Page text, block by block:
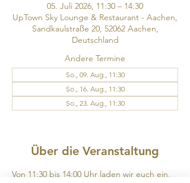
05. Juli 2026, 11:30 – 14:30
UpTown Sky Lounge & Restaurant - Aachen,
Sandkaulstraße 20, 52062 Aachen,
Deutschland
Andere Termine
So., 09. Aug., 11:30
So., 16. Aug., 11:30
So., 23. Aug., 11:30
Über die Veranstaltung
Von 11:30 bis 14:00 Uhr laden wir euch ein,